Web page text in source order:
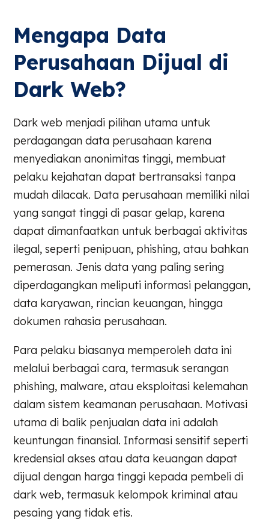
Mengapa Data
Perusahaan Dijual di
Dark Web?
Dark web menjadi pilihan utama untuk
perdagangan data perusahaan karena
menyediakan anonimitas tinggi, membuat
pelaku kejahatan dapat bertransaksi tanpa
mudah dilacak. Data perusahaan memiliki nilai
yang sangat tinggi di pasar gelap, karena
dapat dimanfaatkan untuk berbagai aktivitas
ilegal, seperti penipuan, phishing, atau bahkan
pemerasan. Jenis data yang paling sering
diperdagangkan meliputi informasi pelanggan,
data karyawan, rincian keuangan, hingga
dokumen rahasia perusahaan.
Para pelaku biasanya memperoleh data ini
melalui berbagai cara, termasuk serangan
phishing, malware, atau eksploitasi kelemahan
dalam sistem keamanan perusahaan. Motivasi
utama di balik penjualan data ini adalah
keuntungan finansial. Informasi sensitif seperti
kredensial akses atau data keuangan dapat
dijual dengan harga tinggi kepada pembeli di
dark web, termasuk kelompok kriminal atau
pesaing yang tidak etis.